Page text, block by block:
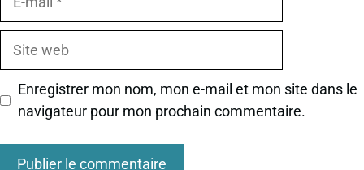
Site
Enregistrer mon nom, mon e-mail et mon site dans le
navigateur pour mon prochain commentaire.